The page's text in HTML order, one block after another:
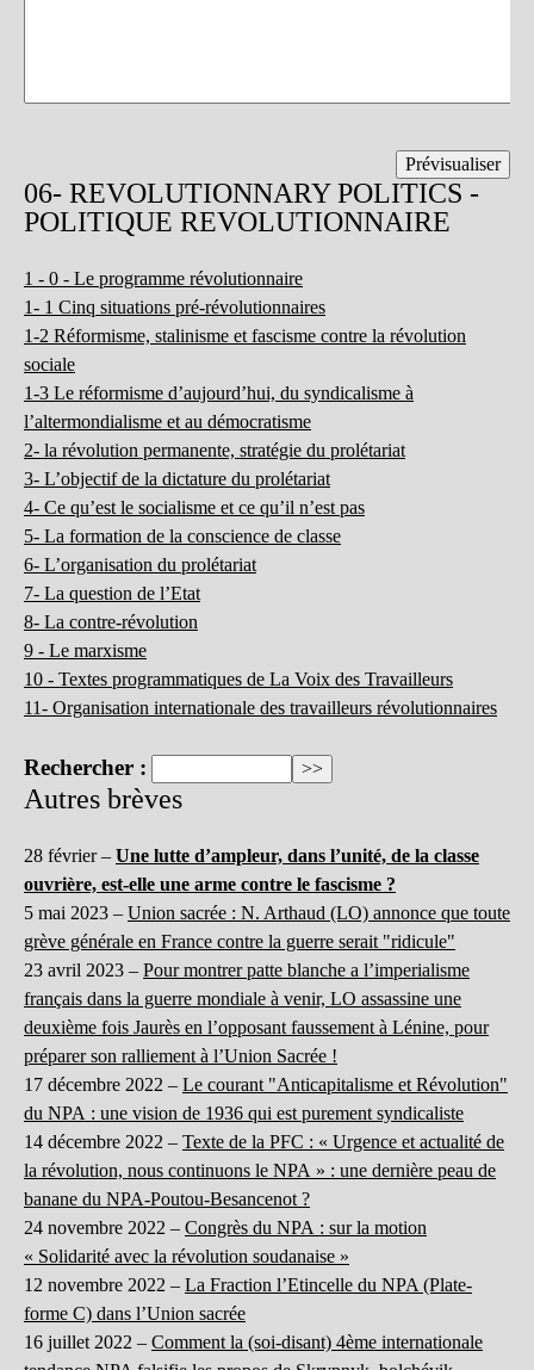
06- REVOLUTIONNARY POLITICS -
POLITIQUE REVOLUTIONNAIRE
1 - 0 - Le programme révolutionnaire
1- 1 Cinq situations pré-révolutionnaires
1-2 Réformisme, stalinisme et fascisme contre la révolution
sociale
1-3 Le réformisme d’aujourd’hui, du syndicalisme à
l’altermondialisme et au démocratisme
2- la révolution permanente, stratégie du prolétariat
3- L’objectif de la dictature du prolétariat
4- Ce qu’est le socialisme et ce qu’il n’est pas
5- La formation de la conscience de classe
6- L’organisation du prolétariat
7- La question de l’Etat
8- La contre-révolution
9 - Le marxisme
10 - Textes programmatiques de La Voix des Travailleurs
11- Organisation internationale des travailleurs révolutionnaires
Rechercher :
Autres brèves
28 février – Une lutte d’ampleur, dans l’unité, de la classe
ouvrière, est-elle une arme contre le fascisme ?
5 mai 2023 – Union sacrée : N. Arthaud (LO) annonce que toute
grève générale en France contre la guerre serait "ridicule"
23 avril 2023 – Pour montrer patte blanche a l’imperialisme
français dans la guerre mondiale à venir, LO assassine une
deuxième fois Jaurès en l’opposant faussement à Lénine, pour
préparer son ralliement à l’Union Sacrée !
17 décembre 2022 – Le courant "Anticapitalisme et Révolution"
du NPA : une vision de 1936 qui est purement syndicaliste
14 décembre 2022 – Texte de la PFC : « Urgence et actualité de
la révolution, nous continuons le NPA » : une dernière peau de
banane du NPA-Poutou-Besancenot ?
24 novembre 2022 – Congrès du NPA : sur la motion
« Solidarité avec la révolution soudanaise »
12 novembre 2022 – La Fraction l’Etincelle du NPA (Plate-
forme C) dans l’Union sacrée
16 juillet 2022 – Comment la (soi-disant) 4ème internationale